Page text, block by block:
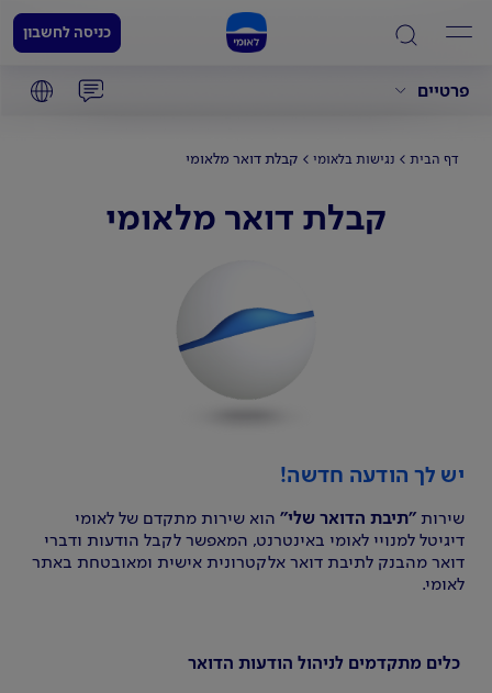
פרטיים
כניסה לחשבון
דף הבית נגישות בלאומי קבלת דואר מלאומי
קבלת דואר מלאומי
יש לך הודעה חדשה!
שירות "תיבת הדואר שלי" הוא שירות מתקדם של לאומי
דיגיטל למנויי לאומי באינטרנט, המאפשר לקבל הודעות ודברי
דואר מהבנק לתיבת דואר אלקטרונית אישית ומאובטחת באתר
לאומי.
כלים מתקדמים לניהול הודעות הדואר